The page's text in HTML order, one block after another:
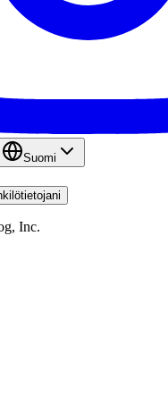
Suomi
Inc.